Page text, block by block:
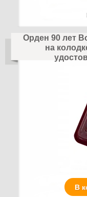
Орден 90 лет
на
В